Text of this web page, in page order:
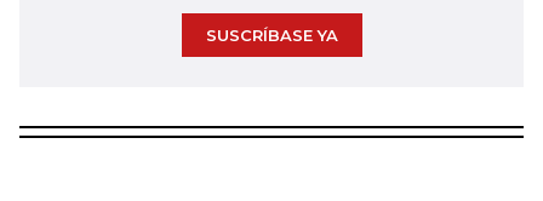
SUSCRÍBASE YA